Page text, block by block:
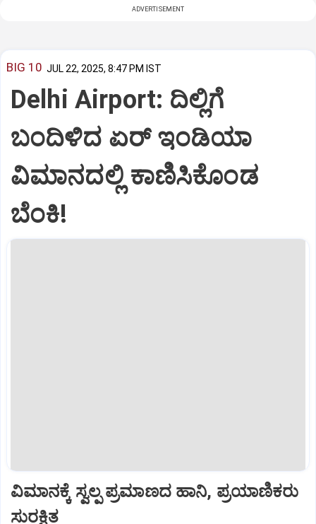
ADVERTISEMENT
BIG 10 JUL 22, 2025, 8:47 PM IST
Delhi Airport: ದಿಲ್ಲಿಗೆ
ಬಂದಿಳಿದ ಏರ್‌ ಇಂಡಿಯಾ
ವಿಮಾನದಲ್ಲಿ ಕಾಣಿಸಿಕೊಂಡ
ಬೆಂಕಿ!
ವಿಮಾನಕ್ಕೆ ಸ್ವಲ್ಪ ಪ್ರಮಾಣದ ಹಾನಿ, ಪ್ರಯಾಣಿಕರು
ಸುರಕ್ಷಿತ